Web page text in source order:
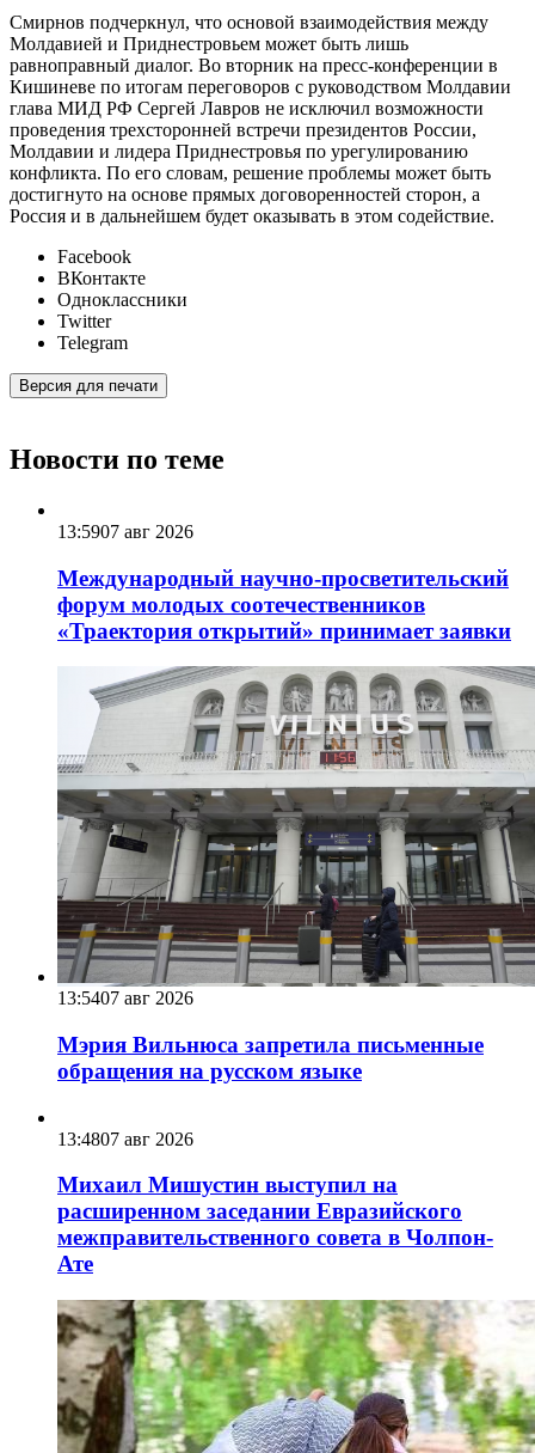
Смирнов подчеркнул, что основой взаимодействия между
Молдавией и Приднестровьем может быть лишь
равноправный диалог. Во вторник на пресс-конференции в
Кишиневе по итогам переговоров с руководством Молдавии
глава МИД РФ Сергей Лавров не исключил возможности
проведения трехсторонней встречи президентов России,
Молдавии и лидера Приднестровья по урегулированию
конфликта. По его словам, решение проблемы может быть
достигнуто на основе прямых договоренностей сторон, а
Россия и в дальнейшем будет оказывать в этом содействие.
Facebook
ВКонтакте
Одноклассники
Twitter
Telegram
Версия для печати
Новости по теме
13:5907 авг 2026
Международный научно-просветительский
форум молодых соотечественников
«Траектория открытий» принимает заявки
13:5407 авг 2026
Мэрия Вильнюса запретила письменные
обращения на русском языке
13:4807 авг 2026
Михаил Мишустин выступил на
расширенном заседании Евразийского
межправительственного совета в Чолпон-
Ате